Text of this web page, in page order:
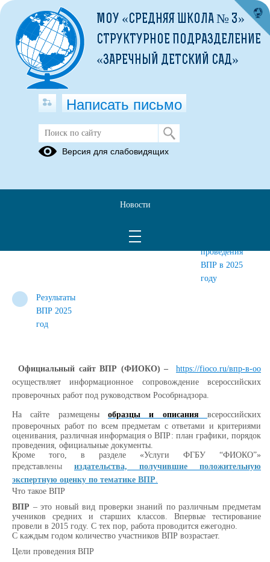
Всероссийские проверочные работы
(ВПР)
проведения
ВПР в 2025
году
Результаты
ВПР 2025
год
Официальный сайт ВПР (ФИОКО) –
https://fioco.ru/впр-в-оо
осуществляет информационное сопровождение всероссийских
проверочных работ под руководством Рособрнадзора.
На сайте размещены образцы и описания
всероссийских
проверочных работ по всем предметам с ответами и критериями
оценивания, различная информация о ВПР: план графики, порядок
проведения, официальные документы.
Кроме того, в разделе «Услуги ФГБУ “ФИОКО”»
представлены издательства, получившие положительную
экспертную оценку по тематике ВПР.
Что такое ВПР
ВПР – это новый вид проверки знаний по различным предметам
учеников средних и старших классов. Впервые тестирование
провели в 2015 году. С тех пор, работа проводится ежегодно.
С каждым годом количество участников ВПР возрастает.
Цели проведения ВПР
МОУ «СРЕДНЯЯ ШКОЛА № 3»
СТРУКТУРНОЕ ПОДРАЗДЕЛЕНИЕ
«ЗАРЕЧНЫЙ ДЕТСКИЙ САД»
Написать письмо
Версия для слабовидящих
Новости